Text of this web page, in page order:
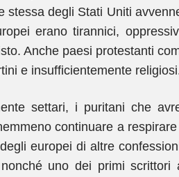
stessa degli Stati Uniti
erano tirannici,
Anche paesi protestanti
e insufficientemente
settari, i puritani che
continuare a
europei di altre
uno dei primi